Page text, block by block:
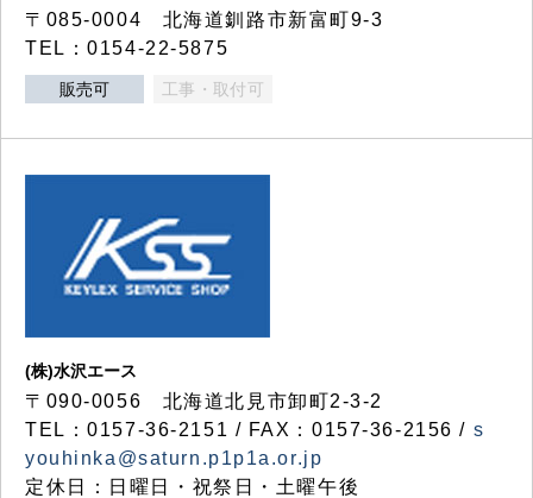
〒085-0004 北海道釧路市新富町9-3
TEL：0154-22-5875
販売可 工事・取付可
(株)水沢エース
〒090-0056 北海道北見市卸町2-3-2
TEL：0157-36-2151 / FAX：0157-36-2156 / s
youhinka@saturn.p1p1a.or.jp
定休日：日曜日・祝祭日・土曜午後